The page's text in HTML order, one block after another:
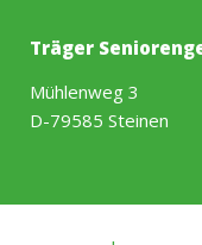
Träger
Mühlenweg 3
D-79585 Steinen